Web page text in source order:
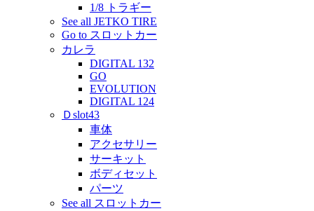
1/8 トラギー
See all JETKO TIRE
Go to スロットカー
カレラ
DIGITAL 132
GO
EVOLUTION
DIGITAL 124
Ｄslot43
車体
アクセサリー
サーキット
ボディセット
パーツ
See all スロットカー